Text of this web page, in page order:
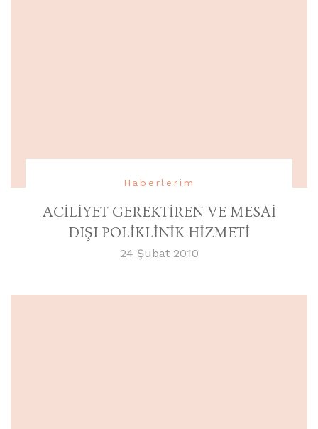
Haberlerim
ACİLİYET GEREKTİREN VE MESAİ
DIŞI POLİKLİNİK HİZMETİ
24 Şubat 2010